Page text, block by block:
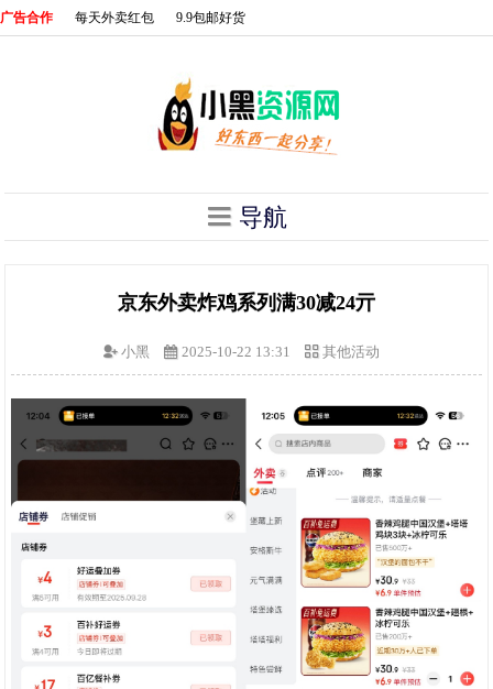
广告合作 每天外卖红包 9.9包邮好货
导航
京东外卖炸鸡系列满30减24亓
小黑 2025-10-22 13:31 其他活动